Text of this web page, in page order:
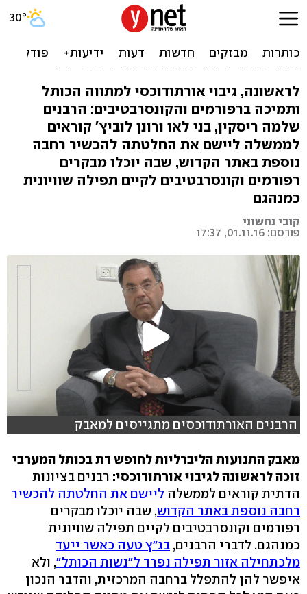
רבנים בעד מתווה הכותל:
"היהדות יקרה מידי; אסור
להשאירה לאורתודוכסים"
לראשונה, גיבוי אורתודוכסי למתווה הכותל
ותמיכה ברפורמים והקונסרבטיבים: הרבנים
שלמה ריסקין, בני לאו ורונן לוביץ' קוראים
לממשלה ליישם את החלטתה להכשיר רחבה
נוספת באתר הקדוש, שבה יוכלו מבקרים
רפורמים וקונסרבטיבים לקיים תפילה שוויונית
כמנהגם
קובי נחשוני
פורסם: 01.11.16, 17:37
הרבנים האורתודוכסים מתגייסים למאבק
מאבק התנועות הליברליות לחופש דת בכותל המערבי
זוכה לראשונה לגיבוי אורתודוכסי: רבנים בציונות
הדתית קוראים לממשלה ליישם את החלטתה להכשיר
רחבה נוספת באתר הקדוש, שבה יוכלו מבקרים
רפורמים וקונסרבטיבים לקיים תפילה שוויונית
כמנהגם. לדברי הרבנים, בג"ץ טעה כאשר ייעד
מלכתחילה אזור תפילה נפרד ל"נשות הכותל", ולא
איפשר להן להתפלל ברחבה המרכזית, והדבר הנכון